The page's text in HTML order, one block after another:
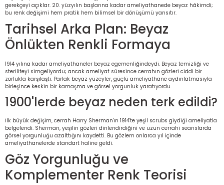
Likralı Scrubs Takımlar
Kıyafetleri
Temizlik Personeli Kıyafetleri
Tıbbi Sekreter Kıyafetleri
gerekçeyi açıklar. 20. yüzyılın başlarına kadar ameliyathanede beyaz hâkimdi;
bu renk değişimi hem pratik hem bilimsel bir dönüşümü yansıtır.
Tarihsel Arka Plan: Beyaz
Önlükten Renkli Formaya
1914 yılına kadar ameliyathaneler beyaz egemenliğindeydi. Beyaz temizliği ve
steriliteyi simgeliyordu; ancak ameliyat süresince cerrahın gözleri ciddi bir
zorlukla karşılaştı. Parlak beyaz yüzeyler, güçlü ameliyathane aydınlatmasıyla
birleşince keskin bir kamaşma ve görsel yorgunluk yaratıyordu.
1900'lerde beyaz neden terk edildi?
İlk büyük değişim, cerrah Harry Sherman'ın 1914'te yeşil scrubs giydiği ameliyatla
belgelendi. Sherman, yeşilin gözleri dinlendirdiğini ve uzun cerrahi seanslarda
görsel yorgunluğu azalttığını kaydetti. Bu gözlem onlarca yıl içinde
ameliyathanelerde standart haline geldi.
Göz Yorgunluğu ve
Komplementer Renk Teorisi